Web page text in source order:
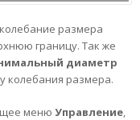
размера
границу. Так же
диаметр
колебания размера.
меню Управление